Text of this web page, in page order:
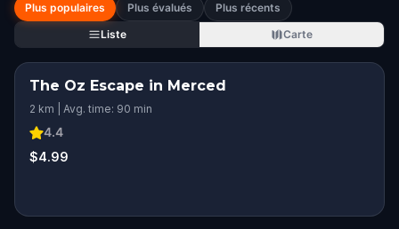
Plus populaires Plus évalués
Plus récents
Liste
Carte
The Oz Escape in Merced
2 km | Avg. time: 90 min
4.4
$4.99